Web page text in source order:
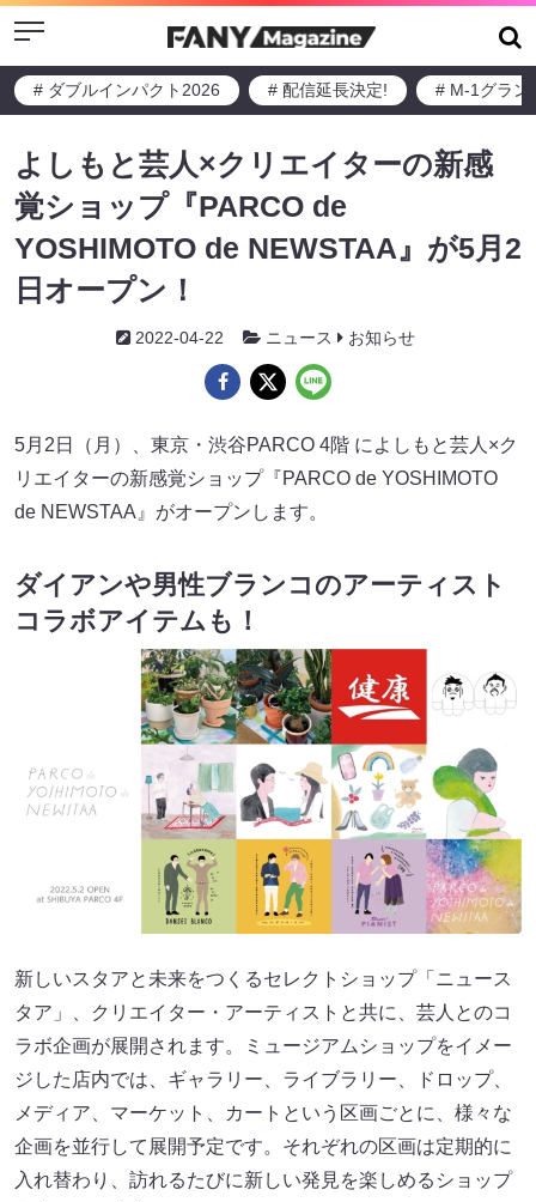
Menu
# ダブルインパクト2026 # 配信延長決定! # M-1グラン
よしもと芸人×クリエイターの新感
覚ショップ『PARCO de
YOSHIMOTO de NEWSTAA』が5月2
日オープン！
2022-04-22 ニュース お知らせ
5月2日（月）、東京・渋谷PARCO 4階 によしもと芸人×ク
リエイターの新感覚ショップ『PARCO de YOSHIMOTO
de NEWSTAA』がオープンします。
ダイアンや男性ブランコのアーティスト
コラボアイテムも！
新しいスタアと未来をつくるセレクトショップ「ニュース
タア」、クリエイター・アーティストと共に、芸人とのコ
ラボ企画が展開されます。ミュージアムショップをイメー
ジした店内では、ギャラリー、ライブラリー、ドロップ、
メディア、マーケット、カートという区画ごとに、様々な
企画を並行して展開予定です。それぞれの区画は定期的に
入れ替わり、訪れるたびに新しい発見を楽しめるショップ